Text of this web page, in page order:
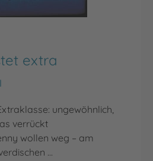
extra
ungewöhnlich,
verrückt
wollen weg – am
…